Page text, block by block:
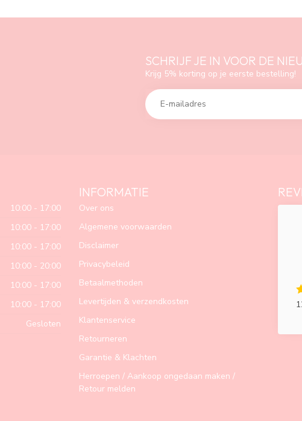
SCHRIJF JE IN VOOR DE
Krijg 5% korting op je eerste bestelling!
10:00 - 17:00
10:00 - 17:00
10:00 - 17:00
10:00 - 20:00
10:00 - 17:00
10:00 - 17:00
Gesloten
INFORMATIE
Over ons
Algemene voorwaarden
Disclaimer
Privacybeleid
Betaalmethoden
Levertijden & verzendkosten
Klantenservice
Retourneren
Garantie & Klachten
Herroepen / Aankoop ongedaan maken /
Retour melden